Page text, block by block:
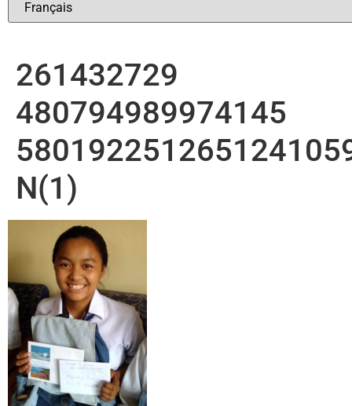
261432729
480794989974145
N(1)